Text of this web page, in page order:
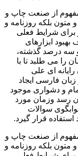
از صنعت چاپ و
متون بلکه روزنامه و
شرایط فعلی
بهبود ابزارهای
سه درصد گذشته،
را می طلبد تا با
ای علی
فارسی ایجاد
و دشواری موجود
رسد وزمان مورد
سوالات
قرار گیرد.
از صنعت چاپ و
متون بلکه روزنامه و